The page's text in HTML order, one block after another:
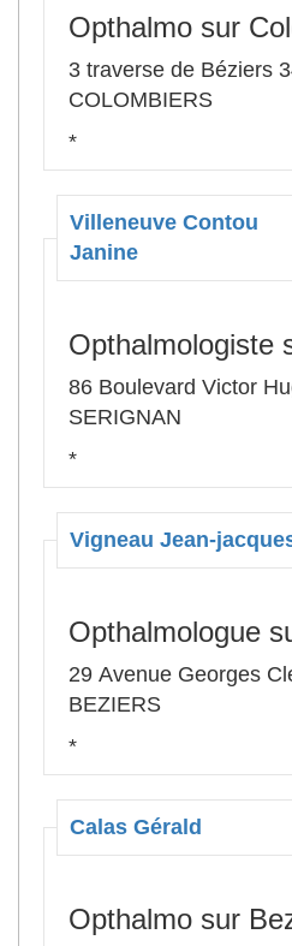
Opthalmo sur
3 traverse de Béziers
COLOMBIERS
*
Villeneuve Contou
Janine
Opthalmologiste
86 Boulevard Victor
SERIGNAN
*
Vigneau Jean-
Opthalmologue
29 Avenue Georges
BEZIERS
*
Calas Gérald
Opthalmo sur